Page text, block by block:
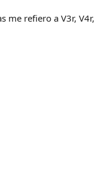
me refiero a V3r, V4r,